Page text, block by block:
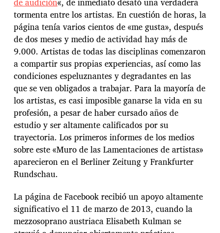
tormenta entre los artistas. En cuestión de horas, la
página tenía varios cientos de «me gusta», después
de dos meses y medio de actividad hay más de
9.000. Artistas de todas las disciplinas comenzaron
a compartir sus propias experiencias, así como las
condiciones espeluznantes y degradantes en las
que se ven obligados a trabajar. Para la mayoría de
los artistas, es casi imposible ganarse la vida en su
profesión, a pesar de haber cursado años de
estudio y ser altamente calificados por su
trayectoria. Los primeros informes de los medios
sobre este «Muro de las Lamentaciones de artistas»
aparecieron en el Berliner Zeitung y Frankfurter
Rundschau.
La página de Facebook recibió un apoyo altamente
significativo el 11 de marzo de 2013, cuando la
mezzosoprano austriaca Elisabeth Kulman se